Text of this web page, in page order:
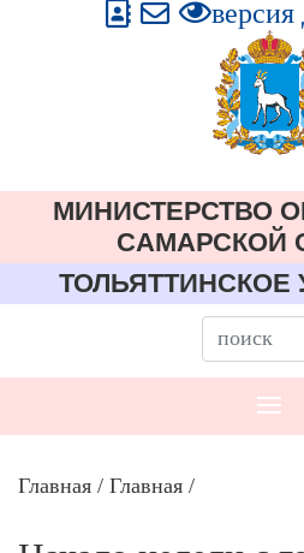
МИНИСТЕРСТВО
CАМАРСКОЙ
ТОЛЬЯТТИНСКОЕ
Главная / Главная /